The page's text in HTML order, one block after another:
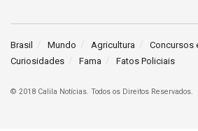
Brasil Mundo Agricultura
Concursos
Curiosidades
Fama Fatos Policiais
© 2018 Calila Notícias. Todos os Direitos Reservados.